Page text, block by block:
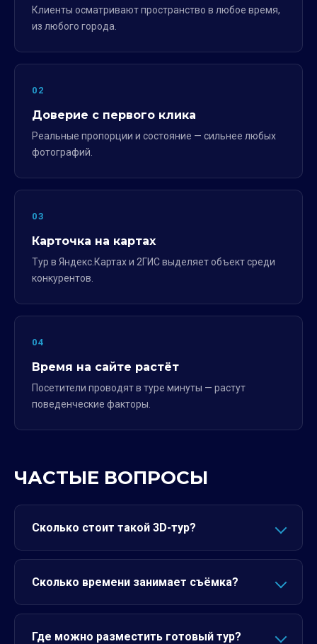
Клиенты осматривают пространство в любое время,
из любого города.
02
Доверие с первого клика
Реальные пропорции и состояние — сильнее любых
фотографий.
03
Карточка на картах
Тур в Яндекс.Картах и 2ГИС выделяет объект среди
конкурентов.
04
Время на сайте растёт
Посетители проводят в туре минуты — растут
поведенческие факторы.
ЧАСТЫЕ ВОПРОСЫ
Сколько стоит такой 3D-тур?
Сколько времени занимает съёмка?
Где можно разместить готовый тур?